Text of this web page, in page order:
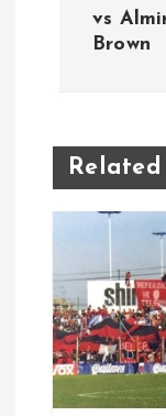
c
ó
n
vs
Brown
Related